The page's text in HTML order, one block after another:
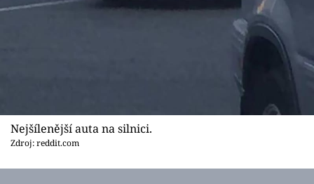
Nejšílenější auta na silnici.
Zdroj: reddit.com